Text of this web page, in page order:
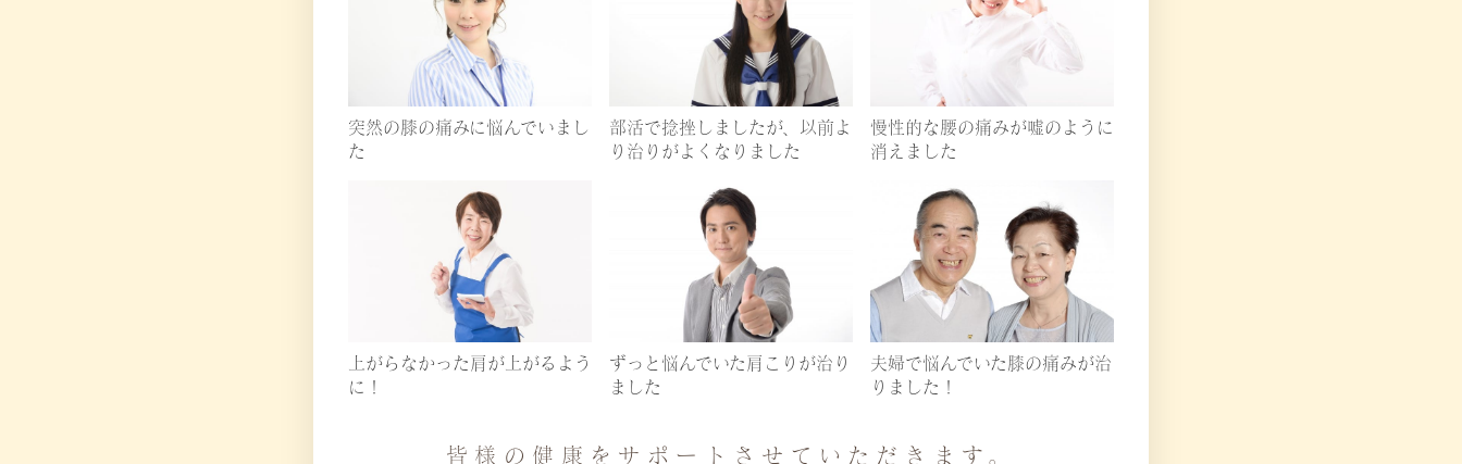
突然の膝の痛みに悩んでいまし
た
部活で捻挫しましたが、以前よ
り治りがよくなりました
慢性的な腰の痛みが嘘のように
消えました
上がらなかった肩が上がるよう
に！
ずっと悩んでいた肩こりが治り
ました
夫婦で悩んでいた膝の痛みが治
りました！
皆様の健康をサポートさせていただきます。